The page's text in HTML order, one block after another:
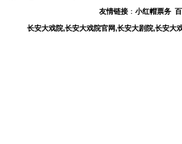
友情链接： 小红帽票务
长安大戏院,长安大戏院官网,长安大剧院,长安大